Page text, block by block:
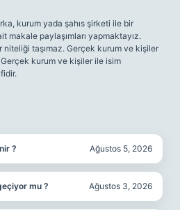
kurum yada şahıs şirketi ile bir
makale paylaşımları yapmaktayız.
taşımaz. Gerçek kurum ve kişiler
Gerçek kurum ve kişiler ile isim
? Ağustos 5, 2026
mu ? Ağustos 3, 2026